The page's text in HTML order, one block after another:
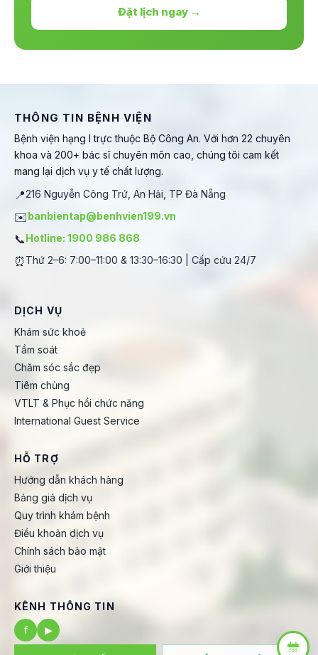
Đặt lịch ngay →
THÔNG TIN BỆNH VIỆN
Bệnh viện hạng I trực thuộc Bộ Công An. Với hơn 22 chuyên
khoa và 200+ bác sĩ chuyên môn cao, chúng tôi cam kết
mang lại dịch vụ y tế chất lượng.
📍216 Nguyễn Công Trứ, An Hải, TP Đà Nẵng
✉️banbientap@benhvien199.vn
📞Hotline: 1900 986 868
⏰ Thứ 2–6: 7:00–11:00 & 13:30–16:30 | Cấp cứu 24/7
DỊCH VỤ
Khám sức khoẻ
Tầm soát
Chăm sóc sắc đẹp
Tiêm chủng
VTLT & Phục hồi chức năng
International Guest Service
HỖ TRỢ
Hướng dẫn khách hàng
Bảng giá dịch vụ
Quy trình khám bệnh
Điều khoản dịch vụ
Chính sách bảo mật
Giới thiệu
KÊNH THÔNG TIN
f
▶